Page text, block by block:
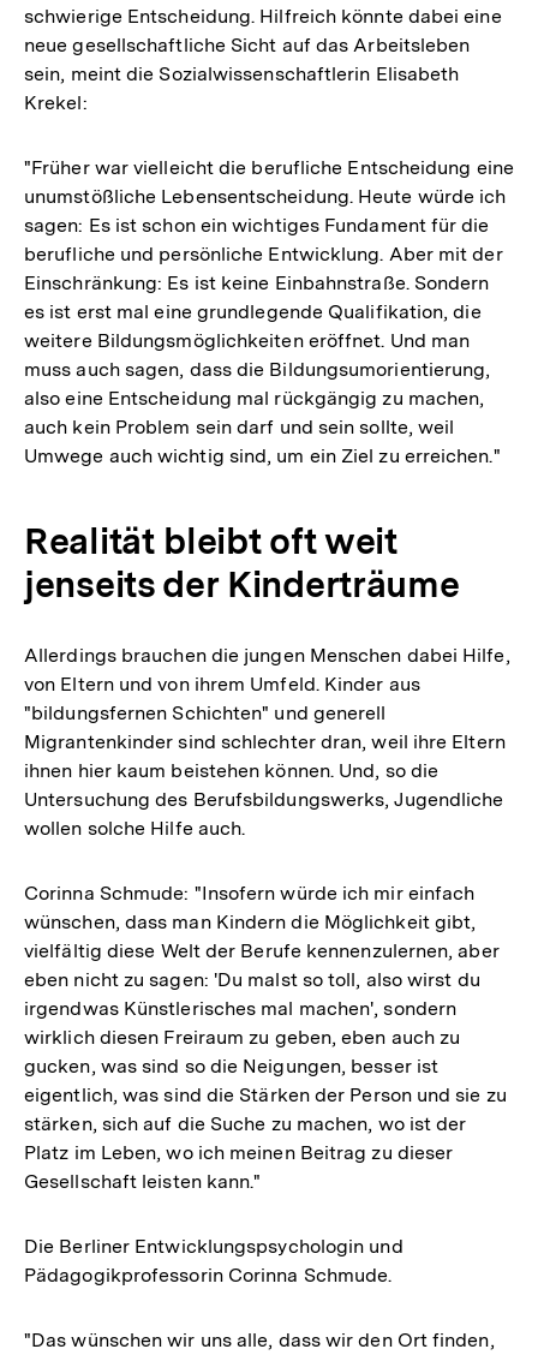
schwierige Entscheidung. Hilfreich könnte dabei eine
neue gesellschaftliche Sicht auf das Arbeitsleben
sein, meint die Sozialwissenschaftlerin Elisabeth
Krekel:
"Früher war vielleicht die berufliche Entscheidung eine
unumstößliche Lebensentscheidung. Heute würde ich
sagen: Es ist schon ein wichtiges Fundament für die
berufliche und persönliche Entwicklung. Aber mit der
Einschränkung: Es ist keine Einbahnstraße. Sondern
es ist erst mal eine grundlegende Qualifikation, die
weitere Bildungsmöglichkeiten eröffnet. Und man
muss auch sagen, dass die Bildungsumorientierung,
also eine Entscheidung mal rückgängig zu machen,
auch kein Problem sein darf und sein sollte, weil
Umwege auch wichtig sind, um ein Ziel zu erreichen."
Realität bleibt oft weit
jenseits der Kinderträume
Allerdings brauchen die jungen Menschen dabei Hilfe,
von Eltern und von ihrem Umfeld. Kinder aus
"bildungsfernen Schichten" und generell
Migrantenkinder sind schlechter dran, weil ihre Eltern
ihnen hier kaum beistehen können. Und, so die
Untersuchung des Berufsbildungswerks, Jugendliche
wollen solche Hilfe auch.
Corinna Schmude: "Insofern würde ich mir einfach
wünschen, dass man Kindern die Möglichkeit gibt,
vielfältig diese Welt der Berufe kennenzulernen, aber
eben nicht zu sagen: 'Du malst so toll, also wirst du
irgendwas Künstlerisches mal machen', sondern
wirklich diesen Freiraum zu geben, eben auch zu
gucken, was sind so die Neigungen, besser ist
eigentlich, was sind die Stärken der Person und sie zu
stärken, sich auf die Suche zu machen, wo ist der
Platz im Leben, wo ich meinen Beitrag zu dieser
Gesellschaft leisten kann."
Die Berliner Entwicklungspsychologin und
Pädagogikprofessorin Corinna Schmude.
"Das wünschen wir uns alle, dass wir den Ort finden,